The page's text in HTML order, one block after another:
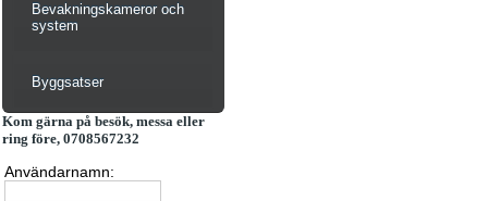
Bevakningskameror och
system
Byggsatser
Kom gärna på besök, messa eller
ring före, 0708567232
Användarnamn: